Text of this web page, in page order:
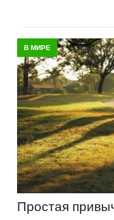
В МИРЕ
Простая